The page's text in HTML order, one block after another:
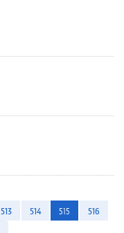
513 514 515
516